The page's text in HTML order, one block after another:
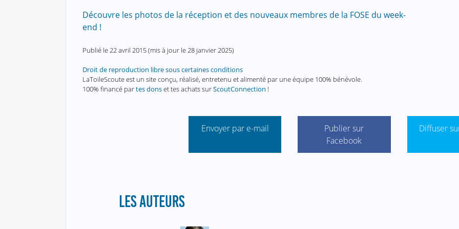
Découvre les photos de la réception et des nouveaux membres de la FOSE du week-
end !
Publié le22 avril 2015(mis à jour le28 janvier 2025)
Droit de reproduction libre sous certaines conditions
LaToileScoute est un site conçu, réalisé, entretenu et alimenté par une équipe 100% bénévole.
100% financé partes donset tes achats surScoutConnection !
Envoyer par e-mail
Publier sur
Facebook
Diffuser
LES AUTEURS